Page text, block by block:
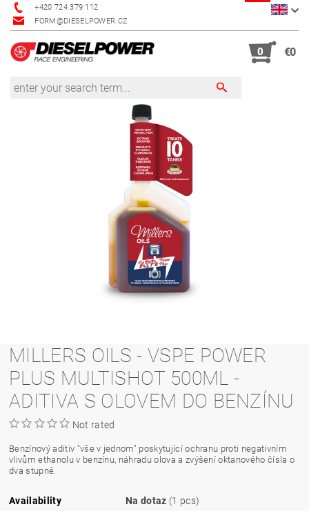
+420 724 379 112
FORM@DIESELPOWER.CZ
0 €0
MILLERS OILS - VSPE POWER
PLUS MULTISHOT 500ML -
ADITIVA S OLOVEM DO BENZÍNU
Not rated
Benzínový aditiv "vše v jednom" poskytující ochranu proti negativním
vlivům ethanolu v benzínu, náhradu olova a zvýšení oktanového čísla o
dva stupně.
Availability Na dotaz (1 pcs)